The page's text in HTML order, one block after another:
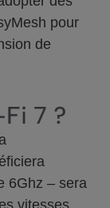
pour
de
7 ?
6Ghz – sera